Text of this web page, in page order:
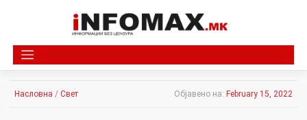
Насловна / Свет Објавено на: February 15, 2022